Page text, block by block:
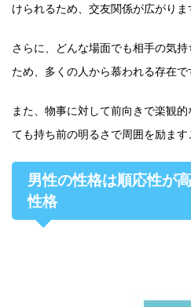
けられるため、交友関係が広がりま
さらに、どんな場面でも相手の気
ため、多くの人から慕われる存在で
また、物事に対して前向きで楽観
ても持ち前の明るさで周囲を励ます
男性の性格は順応性が
性格